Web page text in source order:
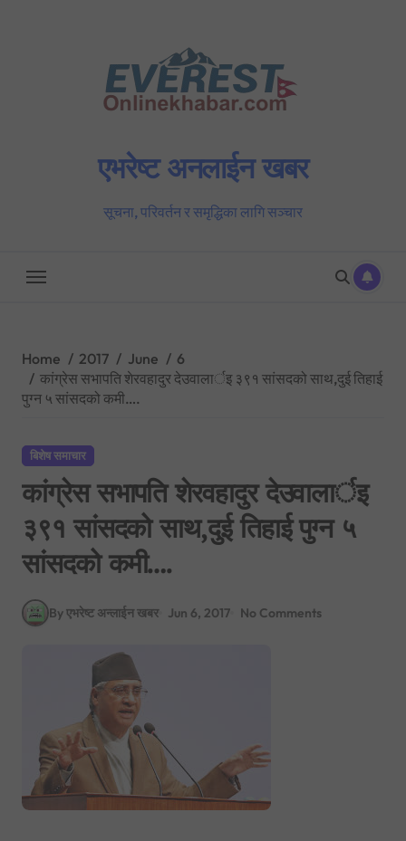
एभरेष्ट अनलाईन खबर
सूचना, परिवर्तन र समृद्धिका लागि सञ्चार
Home 2017 June
6
कांग्रेस सभापति शेरवहादुर देउवालार्इ ३९१ सांसदको साथ,दुई तिहाई
पुग्न ५ सांसदको कमी….
बिशेष समाचार
कांग्रेस सभापति शेरवहादुर देउवालार्इ
३९१ सांसदको साथ,दुई तिहाई पुग्न ५
सांसदको कमी….
By एभरेष्ट अन्लाईन खबर Jun 6, 2017 No Comments